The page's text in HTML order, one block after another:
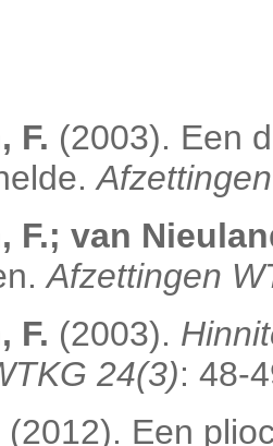
F. (2003). Een
F.; van
Afzettingen
F. (2003).
24(3): 48-
(2012). Een